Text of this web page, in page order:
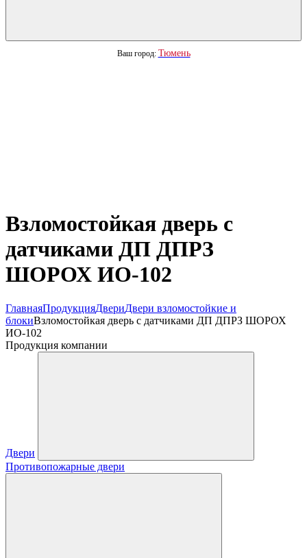
Ваш город: Тюмень
Взломостойкая дверь с
датчиками ДП ДПРЗ
ШОРОХ ИО-102
ГлавнаяПродукцияДвериДвери взломостойкие и
блокиВзломостойкая дверь с датчиками ДП ДПРЗ ШОРОХ
ИО-102
Продукция компании
Двери
Противопожарные двери